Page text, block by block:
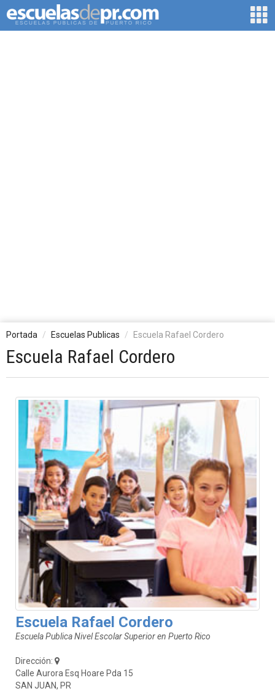
Portada Escuelas Publicas Escuela Rafael Cordero
Escuela Rafael Cordero
Escuela Rafael Cordero
Escuela Publica Nivel Escolar Superior en Puerto Rico
Dirección:
Calle Aurora Esq Hoare Pda 15
SAN JUAN, PR